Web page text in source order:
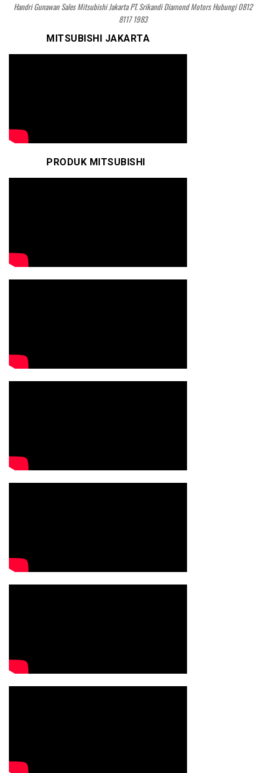
Handri Gunawan Sales Mitsubishi Jakarta PT. Srikandi Diamond Motors Hubungi 0812
8117 1983
MITSUBISHI JAKARTA
PRODUK MITSUBISHI